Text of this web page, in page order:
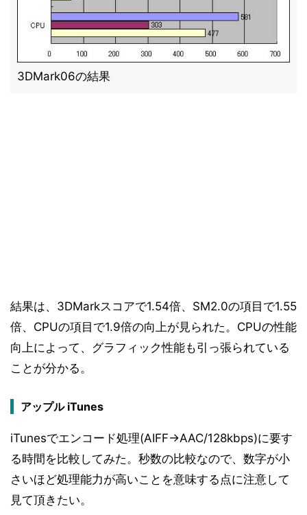
3DMark06の結果
結果は、3DMarkスコアで1.54倍、SM2.0の項目で1.55
倍、CPUの項目で1.9倍の向上が見られた。CPUの性能
向上によって、グラフィック性能も引っ張られている
ことが分かる。
アップル iTunes
iTunesでエンコード処理(AIFF→AAC/128kbps)に要す
る時間を比較してみた。秒数の比較なので、数字が小
さいほど処理能力が高いことを意味する点に注意して
見て頂きたい。